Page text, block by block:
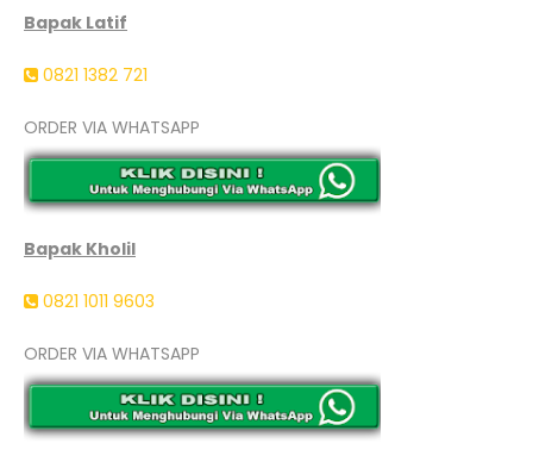
Bapak Latif
0821 1382 721
ORDER VIA WHATSAPP
Bapak Kholil
0821 1011 9603
ORDER VIA WHATSAPP